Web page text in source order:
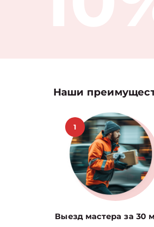
Наши
1
Выезд мастера за 30